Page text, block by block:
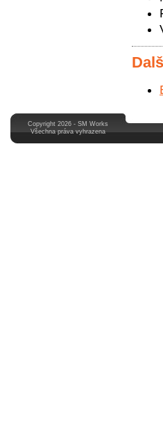
Copyright 2026 - SM Works
Všechna práva vyhrazena